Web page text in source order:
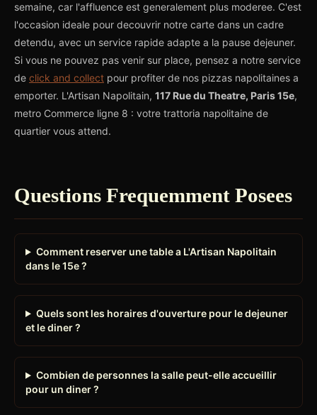
semaine, car l'affluence est generalement plus moderee. C'est
l'occasion ideale pour decouvrir notre carte dans un cadre
detendu, avec un service rapide adapte a la pause dejeuner.
Si vous ne pouvez pas venir sur place, pensez a notre service
de click and collect pour profiter de nos pizzas napolitaines a
emporter. L'Artisan Napolitain, 117 Rue du Theatre, Paris 15e,
metro Commerce ligne 8 : votre trattoria napolitaine de
quartier vous attend.
Questions Frequemment Posees
Comment reserver une table a L'Artisan Napolitain
dans le 15e ?
Quels sont les horaires d'ouverture pour le dejeuner
et le diner ?
Combien de personnes la salle peut-elle accueillir
pour un diner ?